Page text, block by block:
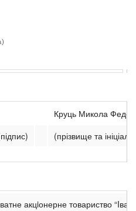
Круць Микола
(прізвище та
акцiонерне товариство